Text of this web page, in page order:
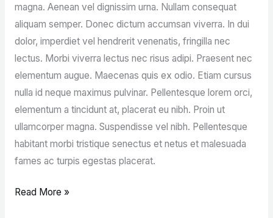
magna. Aenean vel dignissim urna. Nullam consequat
aliquam semper. Donec dictum accumsan viverra. In dui
dolor, imperdiet vel hendrerit venenatis, fringilla nec
lectus. Morbi viverra lectus nec risus adipi. Praesent nec
elementum augue. Maecenas quis ex odio. Etiam cursus
nulla id neque maximus pulvinar. Pellentesque lorem orci,
elementum a tincidunt at, placerat eu nibh. Proin ut
ullamcorper magna. Suspendisse vel nibh. Pellentesque
habitant morbi tristique senectus et netus et malesuada
fames ac turpis egestas placerat.
Read More »